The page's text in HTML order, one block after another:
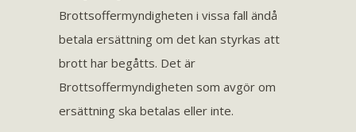
Brottsoffermyndigheten i vissa fall ändå
betala ersättning om det kan styrkas att
brott har begåtts. Det är
Brottsoffermyndigheten som avgör om
ersättning ska betalas eller inte.